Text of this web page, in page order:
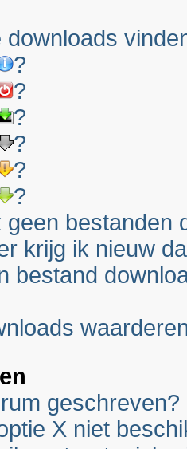
?
?
?
?
?
?
bestanden
krijg ik nieuw
bestand
geschreven?
X niet